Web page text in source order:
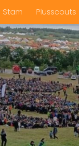
Stam Plusscouts